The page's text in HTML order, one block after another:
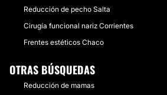
Reducción de pecho Salta
Cirugía funcional nariz Corrientes
Frentes estéticos Chaco
OTRAS BÚSQUEDAS
Reducción de mamas